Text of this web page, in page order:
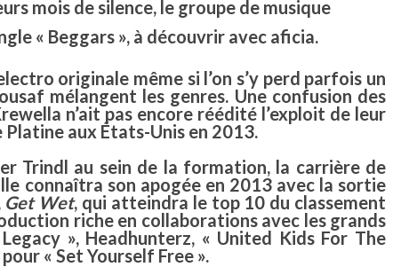
mois de silence, le groupe de musique
« Beggars », à découvrir avec aficia.
originale même si l’on s’y perd parfois un
mélangent les genres. Une confusion des
n’ait pas encore réédité l’exploit de leur
Platine aux États-Unis en 2013.
Trindl au sein de la formation, la carrière de
connaîtra son apogée en 2013 avec la sortie
Get Wet, qui atteindra le top 10 du classement
riche en collaborations avec les grands
», Headhunterz, « United Kids For The
« Set Yourself Free ».